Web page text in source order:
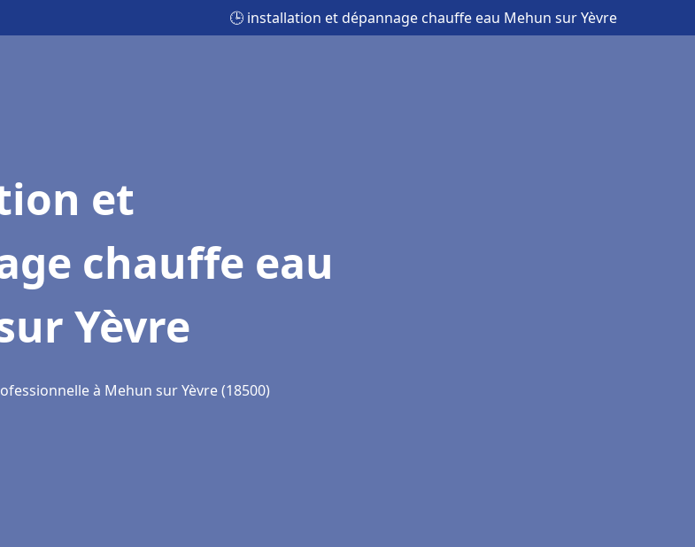
🕒 installation et dépannage chauffe eau Mehun sur Yèvre
et
chauffe eau
Yèvre
à Mehun sur Yèvre (18500)